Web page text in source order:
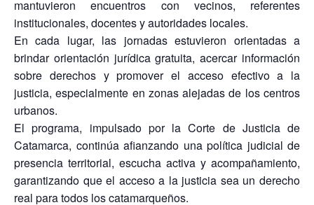
mantuvieron encuentros con vecinos, referentes
institucionales, docentes y autoridades locales.
En cada lugar, las jornadas estuvieron orientadas a
brindar orientación jurídica gratuita, acercar información
sobre derechos y promover el acceso efectivo a la
justicia, especialmente en zonas alejadas de los centros
urbanos.
El programa, impulsado por la Corte de Justicia de
Catamarca, continúa afianzando una política judicial de
presencia territorial, escucha activa y acompañamiento,
garantizando que el acceso a la justicia sea un derecho
real para todos los catamarqueños.